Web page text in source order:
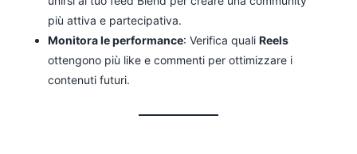
più attiva e partecipativa.
Monitora le performance: Verifica quali Reels
ottengono più like e commenti per ottimizzare i
contenuti futuri.